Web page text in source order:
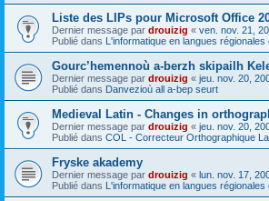
Liste des LIPs pour Microsoft Office
Dernier message par drouizig « ven. nov. 21,
Publié dans L'informatique en langues régionales
Gourc’hemennoù a-berzh skipailh
Dernier message par drouizig « jeu. nov. 20,
Publié dans Danvezioù all a-bep seurt
Medieval Latin - Changes in
Dernier message par drouizig « jeu. nov. 20,
Publié dans COL - Correcteur Orthographique
Fryske akademy
Dernier message par drouizig « lun. nov. 17,
Publié dans L'informatique en langues régionales